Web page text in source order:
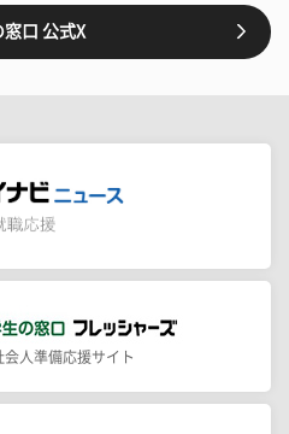
窓口 公式X
会人準備応援サイト